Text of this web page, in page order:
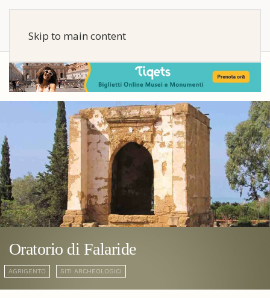
Skip to main content
Oratorio di Falaride
AGRIGENTO SITI ARCHEOLOGICI